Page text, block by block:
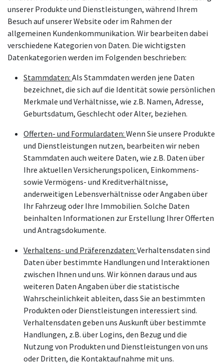
unserer Produkte und Dienstleistungen, während Ihrem
Besuch auf unserer Website oder im Rahmen der
allgemeinen Kundenkommunikation. Wir bearbeiten dabei
verschiedene Kategorien von Daten. Die wichtigsten
Datenkategorien werden im Folgenden beschrieben:
Stammdaten: Als Stammdaten werden jene Daten
bezeichnet, die sich auf die Identität sowie persönlichen
Merkmale und Verhältnisse, wie z.B. Namen, Adresse,
Geburtsdatum, Geschlecht oder Alter, beziehen.
Offerten- und Formulardaten: Wenn Sie unsere Produkte
und Dienstleistungen nutzen, bearbeiten wir neben
Stammdaten auch weitere Daten, wie z.B. Daten über
Ihre aktuellen Versicherungspolicen, Einkommens-
sowie Vermögens- und Kreditverhältnisse,
anderweitigen Lebensverhältnisse oder Angaben über
Ihr Fahrzeug oder Ihre Immobilien. Solche Daten
beinhalten Informationen zur Erstellung Ihrer Offerten
und Antragsdokumente.
Verhaltens- und Präferenzdaten: Verhaltensdaten sind
Daten über bestimmte Handlungen und Interaktionen
zwischen Ihnen und uns. Wir können daraus und aus
weiteren Daten Angaben über die statistische
Wahrscheinlichkeit ableiten, dass Sie an bestimmten
Produkten oder Dienstleistungen interessiert sind.
Verhaltensdaten geben uns Auskunft über bestimmte
Handlungen, z.B. über Logins, den Bezug und die
Nutzung von Produkten und Dienstleistungen von uns
oder Dritten, die Kontaktaufnahme mit uns.